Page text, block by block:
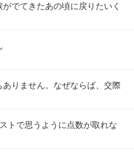
でてきたあの頃に戻りたいく
りません。なぜならば、交際
トで思うように点数が取れな